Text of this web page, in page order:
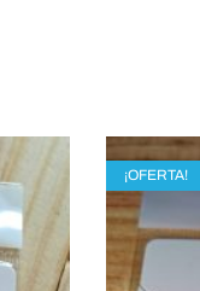
¡OFERTA!